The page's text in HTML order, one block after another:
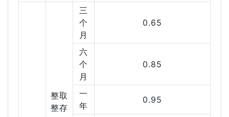
整取
整存
三
个
月
0.65
六
个
月
0.85
一
年
0.95